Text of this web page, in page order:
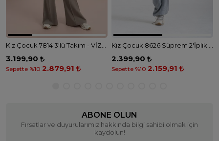
3.199,90
Sepette %10 2.879,91
2.399,90
Sepette %10 2.159,91
ABONE OLUN
Fırsatlar ve duyurularımız hakkında bilgi sahibi olmak için
kaydolun!